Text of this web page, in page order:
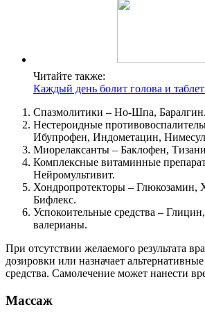
Читайте также:
Каждый день болит голова и
Спазмолитики – Но-Шпа, Баралгин.
Нестероидные
Ибупрофен, Индометацин,
Миорелаксанты – Баклофен,
Комплексные витаминные
Нейромультивит.
Хондропротекторы – Глюкозамин,
Бифлекс.
Успокоительные средства –
валерианы.
При отсутствии желаемого результата
дозировки или назначает
средства. Самолечение может нанести
Массаж